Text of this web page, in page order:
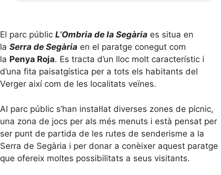
El parc públic L’Ombria de la Segària es situa en
la Serra de Segària en el paratge conegut com
la Penya Roja. Es tracta d’un lloc molt característic i
d’una fita paisatgística per a tots els habitants del
Verger així com de les localitats veïnes.
Al parc públic s’han instal·lat diverses zones de pícnic,
una zona de jocs per als més menuts i està pensat per
ser punt de partida de les rutes de senderisme a la
Serra de Segària i per donar a conèixer aquest paratge
que ofereix moltes possibilitats a seus visitants.